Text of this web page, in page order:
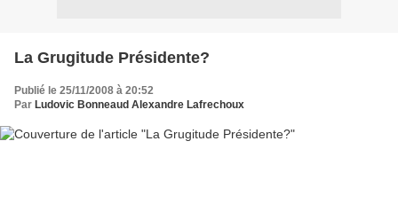
La Grugitude Présidente?
Publié le 25/11/2008 à 20:52
Par Ludovic Bonneaud Alexandre Lafrechoux